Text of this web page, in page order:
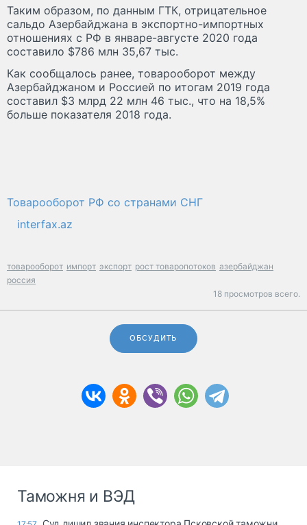
Таким образом, по данным ГТК, отрицательное
сальдо Азербайджана в экспортно-импортных
отношениях с РФ в январе-августе 2020 года
составило $786 млн 35,67 тыс.
Как сообщалось ранее, товарооборот между
Азербайджаном и Россией по итогам 2019 года
составил $3 млрд 22 млн 46 тыс., что на 18,5%
больше показателя 2018 года.
Товарооборот РФ со странами СНГ
interfax.az
товарооборот импорт экспорт рост товаропотоков азербайджан
россия
18 просмотров всего.
ОБСУДИТЬ
Таможня и ВЭД